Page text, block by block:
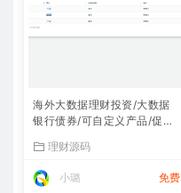
海外大数据理财投资/大数据
银行债券/可自定义产品/促销
理财源码
小璐 免费